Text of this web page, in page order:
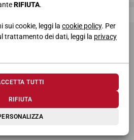
RIFIUTA.
sui cookie, leggi la cookie policy. Per
trattamento dei dati, leggi la privacy
RIFIUTA
TUTTI
la qualità è di casa
S.p.a. P.I. 00642760433
MC (Italia)